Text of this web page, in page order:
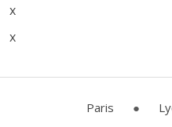
x
x
Paris ●